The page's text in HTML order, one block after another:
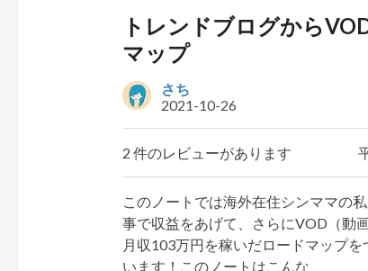
トレンドブログから
マップ
さち
2021-10-26
2 件のレビューがあります
このノートでは海外在住シンママの
事で収益をあげて、さらにVOD（動
月収103万円を稼いだロードマップ
います！このノートはこんな